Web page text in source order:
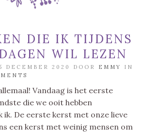
DIE IK TIJDENS
WIL LEZEN
DECEMBER 2020 DOOR EMMY
IN
Vandaag is het eerste
die we ooit hebben
ik. De eerste kerst met onze lieve
een kerst met weinig mensen om